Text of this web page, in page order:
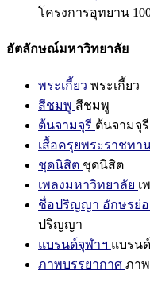
โครงการอุทยาน
อัตลักษณ์มหาวิทยาลัย
พระเกี้ยว พระเกี้ยว
สีชมพู สีชมพู
ต้นจามจุรี ต้นจามจุรี
เสื้อครุยพระราชทา
ชุดนิสิต ชุดนิสิต
เพลงมหาวิทยาลัย เ
ชื่อปริญญา อักษรย่
ปริญญา
แบรนด์จุฬาฯ แบรน
ภาพบรรยากาศ ภา